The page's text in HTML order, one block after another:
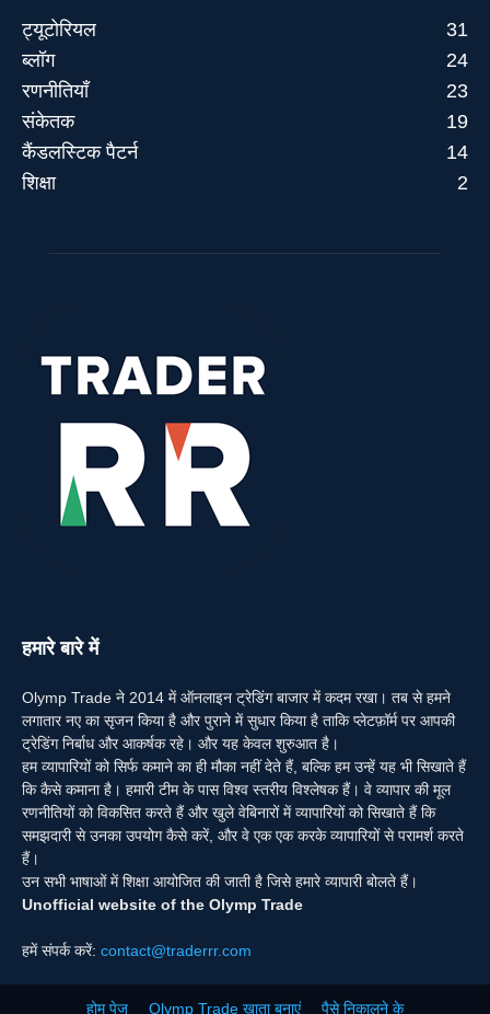
ट्यूटोरियल
31
ब्लॉग
24
रणनीतियाँ
23
संकेतक
19
कैंडलस्टिक पैटर्न
14
शिक्षा
2
हमारे बारे में
Olymp Trade ने 2014 में ऑनलाइन ट्रेडिंग बाजार में कदम रखा। तब से हमने
लगातार नए का सृजन किया है और पुराने में सुधार किया है ताकि प्लेटफ़ॉर्म पर आपकी
ट्रेडिंग निर्बाध और आकर्षक रहे। और यह केवल शुरुआत है।
हम व्यापारियों को सिर्फ कमाने का ही मौका नहीं देते हैं, बल्कि हम उन्हें यह भी सिखाते हैं
कि कैसे कमाना है। हमारी टीम के पास विश्व स्तरीय विश्लेषक हैं। वे व्यापार की मूल
रणनीतियों को विकसित करते हैं और खुले वेबिनारों में व्यापारियों को सिखाते हैं कि
समझदारी से उनका उपयोग कैसे करें, और वे एक एक करके व्यापारियों से परामर्श करते
हैं।
उन सभी भाषाओं में शिक्षा आयोजित की जाती है जिसे हमारे व्यापारी बोलते हैं।
Unofficial website of the Olymp Trade
हमें संपर्क करें: contact@traderrr.com
होम पेज Olymp Trade खाता बनाएं पैसे निकालने के